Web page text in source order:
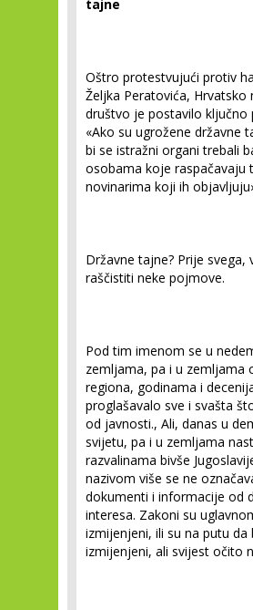
tajne
Oštro protestvujući protiv
Željka Peratovića, Hrvatsko
društvo je postavilo ključno
«Ako su ugrožene državne
bi se istražni organi trebali
osobama koje raspačavaju
novinarima koji ih
Državne tajne? Prije svega,
raščistiti neke pojmove.
Pod tim imenom se u
zemljama, pa i u zemljama
regiona, godinama i
proglašavalo sve i svašta
od javnosti., Ali, danas u
svijetu, pa i u zemljama
razvalinama bivše
nazivom više se ne
dokumenti i informacije od
interesa. Zakoni su
izmijenjeni, ili su na putu da
izmijenjeni, ali svijest očito